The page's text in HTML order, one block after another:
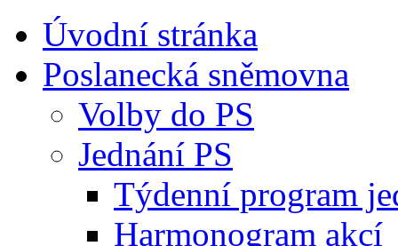
Úvodní stránka
Poslanecká sněmovna
Volby do PS
Jednání PS
Týdenní program
Harmonogram akcí